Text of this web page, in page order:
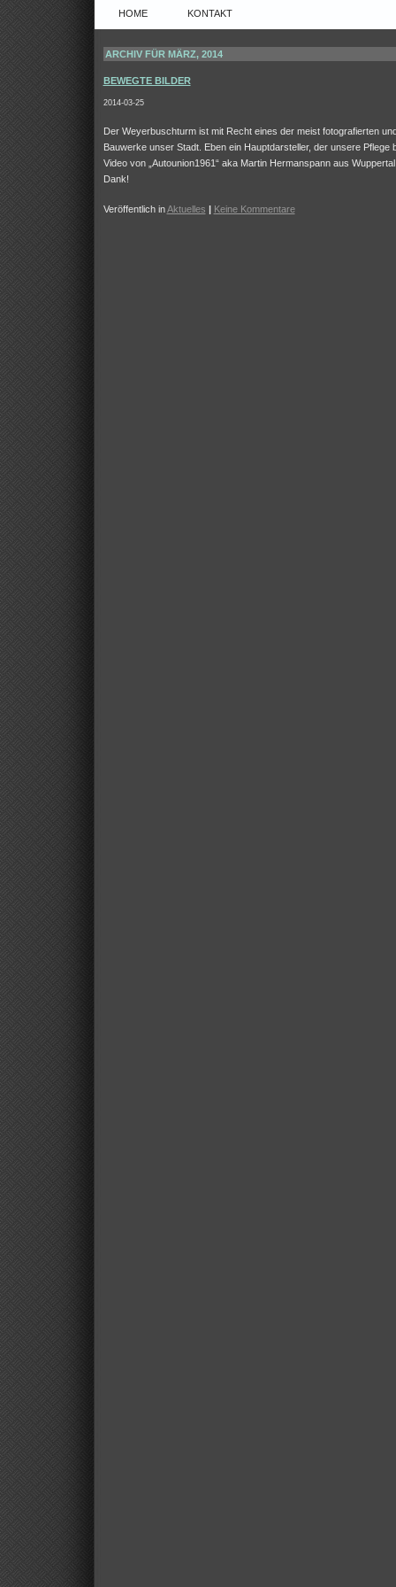
HOME KONTAKT
ARCHIV FÜR MÄRZ, 2014
BEWEGTE BILDER
2014-03-25
Der Weyerbuschturm ist mit Recht eines der meist fotografierten
Bauwerke unser Stadt. Eben ein Hauptdarsteller, der unsere Pflege
Video von „Autounion1961“ aka Martin Hermanspann aus
Dank!
Veröffentlich inAktuelles Keine Kommentare